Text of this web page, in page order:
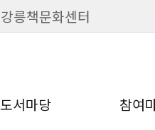
강릉책문화센터
도서마당 참여